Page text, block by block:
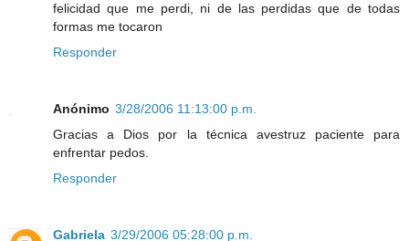
felicidad que me perdi, ni de las perdidas que de todas
formas me tocaron
Responder
Anónimo 3/28/2006 11:13:00 p.m.
Gracias a Dios por la técnica avestruz paciente para
enfrentar pedos.
Responder
Gabriela 3/29/2006 05:28:00 p.m.